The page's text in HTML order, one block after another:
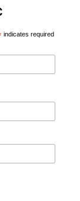
indicates required